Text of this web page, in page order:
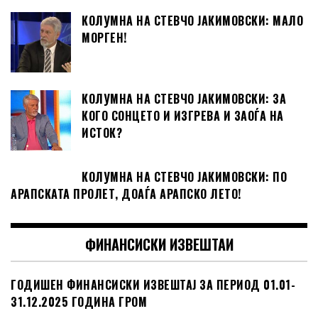
КОЛУМНА НА СТЕВЧО ЈАКИМОВСКИ: МАЛО
МОРГЕН!
КОЛУМНА НА СТЕВЧО ЈАКИМОВСКИ: ЗА
КОГО СОНЦЕТО И ИЗГРЕВА И ЗАОЃА НА
ИСТОК?
КОЛУМНА НА СТЕВЧО ЈАКИМОВСКИ: ПО
АРАПСКАТА ПРОЛЕТ, ДОАЃА АРАПСКО ЛЕТО!
ФИНАНСИСКИ ИЗВЕШТАИ
ГОДИШЕН ФИНАНСИСКИ ИЗВЕШТАЈ ЗА ПЕРИОД 01.01-
31.12.2025 ГОДИНА ГРОМ